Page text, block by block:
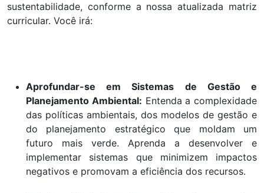
sustentabilidade, conforme a nossa atualizada matriz
curricular. Você irá:
Aprofundar-se em Sistemas de Gestão e
Planejamento Ambiental: Entenda a complexidade
das políticas ambientais, dos modelos de gestão e
do planejamento estratégico que moldam um
futuro mais verde. Aprenda a desenvolver e
implementar sistemas que minimizem impactos
negativos e promovam a eficiência dos recursos.